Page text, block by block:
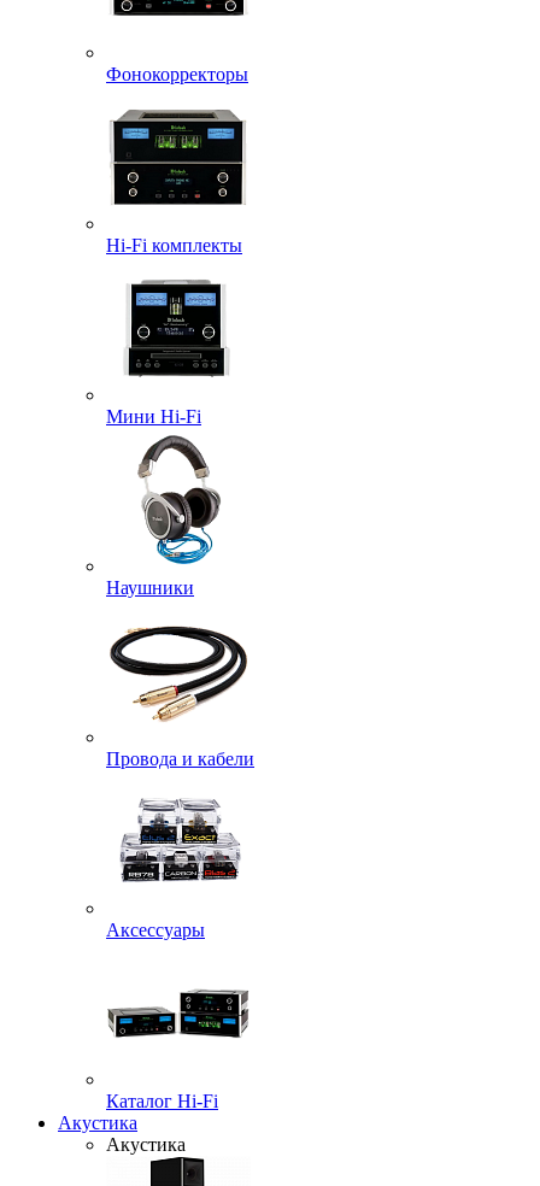
Фонокорректоры
Hi-Fi комплекты
Мини Hi-Fi
Наушники
Провода и кабели
Аксессуары
Каталог Hi-Fi
Акустика
Акустика